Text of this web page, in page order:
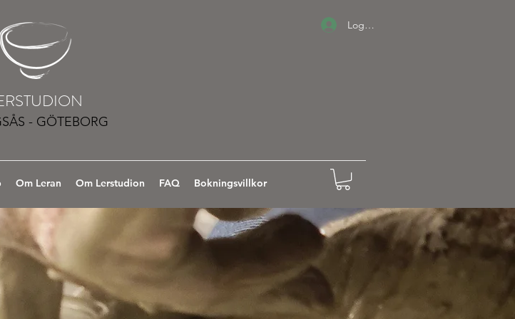
- GÖTEBORG
Logga in
Om Leran Om Lerstudion FAQ Bokningsvillkor